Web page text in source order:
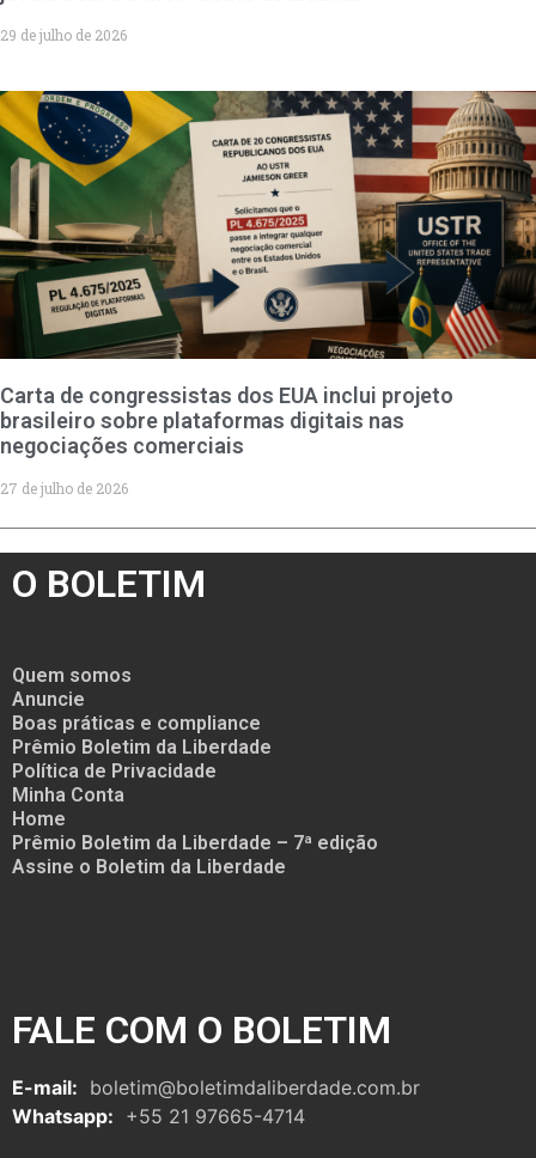
29 de julho de 2026
Carta de congressistas dos EUA inclui projeto
brasileiro sobre plataformas digitais nas
negociações comerciais
27 de julho de 2026
O BOLETIM
Quem somos
Anuncie
Boas práticas e compliance
Prêmio Boletim da Liberdade
Política de Privacidade
Minha Conta
Home
Prêmio Boletim da Liberdade – 7ª edição
Assine o Boletim da Liberdade
FALE COM O BOLETIM
E-mail: boletim@boletimdaliberdade.com.br
Whatsapp: +55 21 97665-4714